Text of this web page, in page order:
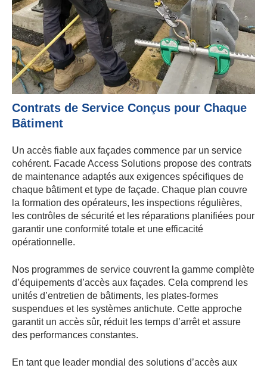
Contrats de Service Conçus pour Chaque
Bâtiment
Un accès fiable aux façades commence par un service
cohérent. Facade Access Solutions propose des contrats
de maintenance adaptés aux exigences spécifiques de
chaque bâtiment et type de façade. Chaque plan couvre
la formation des opérateurs, les inspections régulières,
les contrôles de sécurité et les réparations planifiées pour
garantir une conformité totale et une efficacité
opérationnelle.
Nos programmes de service couvrent la gamme complète
d’équipements d’accès aux façades. Cela comprend les
unités d’entretien de bâtiments, les plates-formes
suspendues et les systèmes antichute. Cette approche
garantit un accès sûr, réduit les temps d’arrêt et assure
des performances constantes.
En tant que leader mondial des solutions d’accès aux